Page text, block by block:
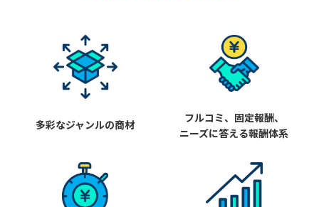
多彩なジャンルの商材
フルコミ、固定報酬、
ニーズに答える報酬体系